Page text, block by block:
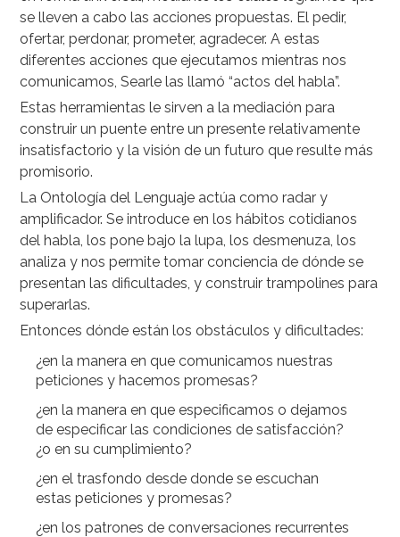
se lleven a cabo las acciones propuestas. El pedir,
ofertar, perdonar, prometer, agradecer. A estas
diferentes acciones que ejecutamos mientras nos
comunicamos, Searle las llamó “actos del habla”.
Estas herramientas le sirven a la mediación para
construir un puente entre un presente relativamente
insatisfactorio y la visión de un futuro que resulte más
promisorio.
La Ontología del Lenguaje actúa como radar y
amplificador. Se introduce en los hábitos cotidianos
del habla, los pone bajo la lupa, los desmenuza, los
analiza y nos permite tomar conciencia de dónde se
presentan las dificultades, y construir trampolines para
superarlas.
Entonces dónde están los obstáculos y dificultades:
¿en la manera en que comunicamos nuestras
peticiones y hacemos promesas?
¿en la manera en que especificamos o dejamos
de especificar las condiciones de satisfacción?
¿o en su cumplimiento?
¿en el trasfondo desde donde se escuchan
estas peticiones y promesas?
¿en los patrones de conversaciones recurrentes